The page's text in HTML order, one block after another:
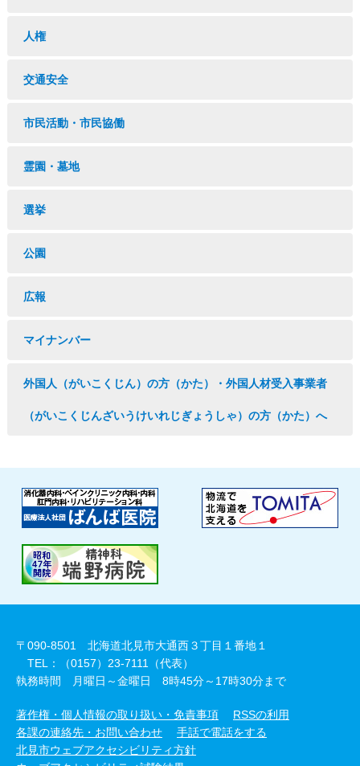
人権
交通安全
市民活動・市民協働
霊園・墓地
選挙
公園
広報
マイナンバー
外国人（がいこくじん）の方（かた）・外国人材受入事業者
（がいこくじんざいうけいれじぎょうしゃ）の方（かた）へ
〒090-8501 北海道北見市大通西３丁目１番地１
TEL：（0157）23-7111（代表）
執務時間 月曜日～金曜日 8時45分～17時30分まで
著作権・個人情報の取り扱い・免責事項
RSSの利用
各課の連絡先・お問い合わせ
手話で電話をする
北見市ウェブアクセシビリティ方針